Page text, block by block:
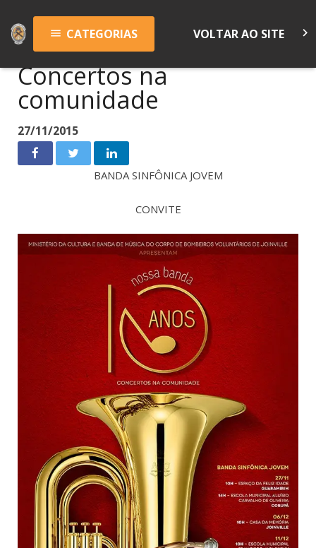
menu CATEGORIAS VOLTAR AO SITE keyboard_arrow_right
Concertos na
comunidade
27/11/2015
BANDA SINFÔNICA JOVEM
CONVITE